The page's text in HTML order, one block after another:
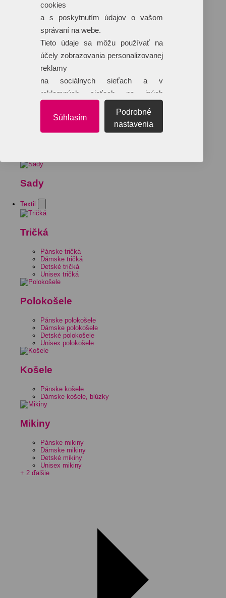
Sady
Textil
Tričká
Pánske tričká
Dámske tričká
Detské tričká
Unisex tričká
Polokošele
Pánske polokošele
Dámske polokošele
Detské polokošele
Unisex polokošele
Košele
Pánske košele
Dámske košele, blúzky
Mikiny
Pánske mikiny
Dámske mikiny
Detské mikiny
Unisex mikiny
+ 2 ďalšie
cookies
a s poskytnutím údajov o vašom
správaní na webe.
Tieto údaje sa môžu používať na
účely zobrazovania personalizovanej
reklamy
na sociálnych sieťach a v
reklamných sieťach na iných
Súhlasím
Podrobné
nastavenia